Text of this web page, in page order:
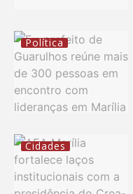
Política
Cidades